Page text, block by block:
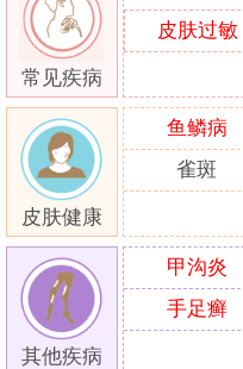
常见疾病
皮肤过敏
皮肤健康
鱼鳞病
雀斑
其他疾病
甲沟炎
手足癣